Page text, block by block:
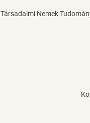
Társadalmi Nemek